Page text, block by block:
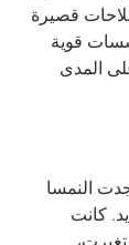
قصيرة
قوية
المدى
النمسا
كانت